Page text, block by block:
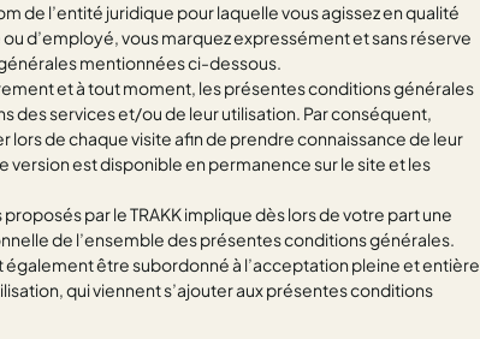
de l’entité juridique pour laquelle vous agissez en qualité
d’employé, vous marquez expressément et sans réserve
mentionnées ci-dessous.
et à tout moment, les présentes conditions générales
des services et/ou de leur utilisation. Par conséquent,
lors de chaque visite afin de prendre connaissance de leur
est disponible en permanence sur le site et les
par le TRAKK implique dès lors de votre part une
de l’ensemble des présentes conditions générales.
également être subordonné à l’acceptation pleine et entière
qui viennent s’ajouter aux présentes conditions